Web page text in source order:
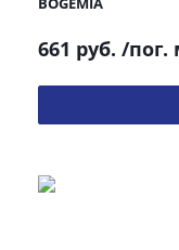
661 руб. /пог.